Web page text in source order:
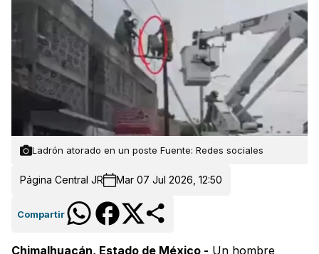
Ladrón atorado en un poste Fuente: Redes sociales
Página Central JR Mar 07 Jul 2026, 12:50
Compartir
Chimalhuacán, Estado de México - Un hombre